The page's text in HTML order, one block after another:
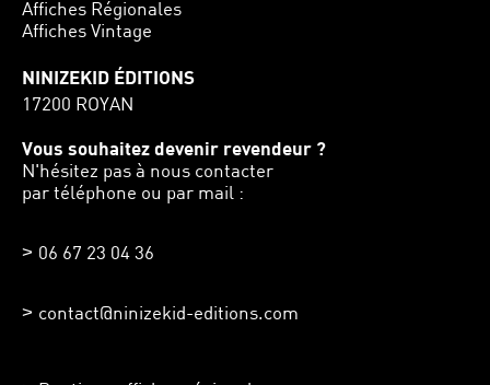
Affiches Régionales
Affiches Vintage
NINIZEKID ÉDITIONS
17200 ROYAN
Vous souhaitez devenir revendeur ?
N'hésitez pas à nous contacter
par téléphone ou par mail :
06 67 23 04 36
contact@ninizekid-editions.com